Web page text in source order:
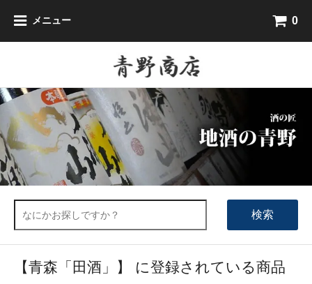
メニュー 0
検索
【青森「田酒」】 に登録されている商品